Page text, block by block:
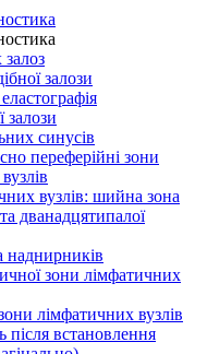
залози
залози
синусів
переферійні зони
вузлів: шийна зона
дванадцятипалої
зони лімфатичних
лімфатичних вузлів
після встановлення